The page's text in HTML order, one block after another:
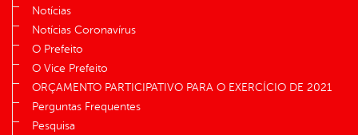
Notícias
Notícias Coronavírus
O Prefeito
O Vice Prefeito
ORÇAMENTO PARTICIPATIVO PARA O EXERCÍCIO DE 2021
Perguntas Frequentes
Pesquisa